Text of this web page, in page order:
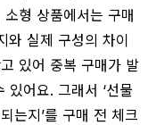
형 상품에서는 구매
와 실제 구성의 차이
있어 중복 구매가 발
있어요. 그래서 ‘선물
는지’를 구매 전 체크